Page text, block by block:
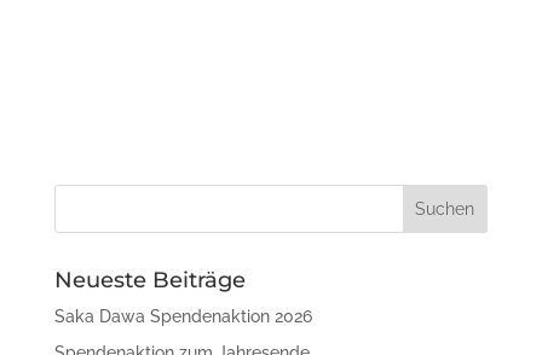
Neueste Beiträge
Saka Dawa Spendenaktion 2026